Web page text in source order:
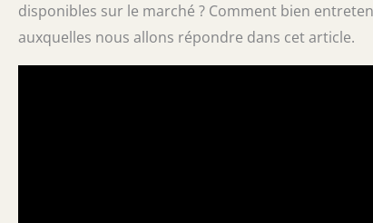
disponibles sur le marché ? Comment bien
auxquelles nous allons répondre dans cet article.